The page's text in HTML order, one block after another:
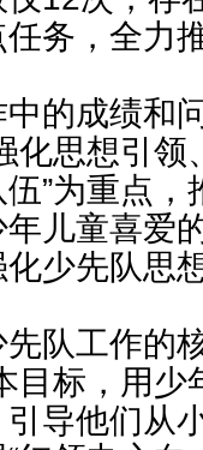
务，全力
的成绩和
化思想引
”为重点
年儿童喜爱
化少先队思
队工作的
目标，用
导他们从